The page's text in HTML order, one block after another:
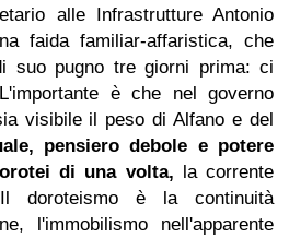
alle Infrastrutture Antonio
faida familiar-affaristica, che
suo pugno tre giorni prima: ci
è che nel governo
visibile il peso di Alfano e del
pensiero debole e potere
di una volta, la corrente
doroteismo è la continuità
l'immobilismo nell'apparente